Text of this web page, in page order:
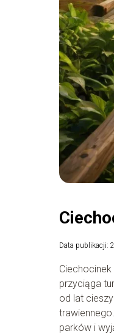
Data publikacji:
przyciąga
od lat
parków i